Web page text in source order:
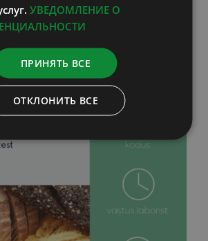
УВЕДОМЛЕНИЕ О
ПРИНЯТЬ ВСЕ
ОТКЛОНИТЬ ВСЕ